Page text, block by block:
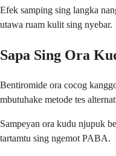
Efek samping sing langka
utawa ruam kulit sing nyebar.
Sapa Sing Ora
Bentiromide ora cocog
mbutuhake metode tes
Sampeyan ora kudu njupuk
tartamtu sing ngemot PABA.